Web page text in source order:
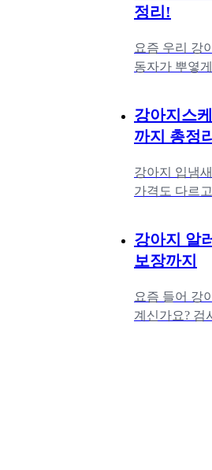
정리!
요즘 우리 강
동자가 뿌옇
강아지스
까지 총정리
강아지 입냄
가격도 다르
강아지 알
보장까지
요즘 들어 강
계신가요? 검